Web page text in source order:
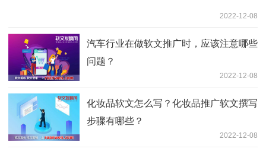
2022-12-08
汽车行业在做软文推广时，应该注意哪些
问题？
2022-12-08
化妆品软文怎么写？化妆品推广软文撰写
步骤有哪些？
2022-12-08